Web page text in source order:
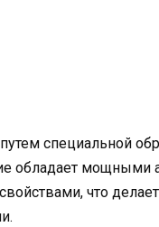
специальной
обладает мощными
что